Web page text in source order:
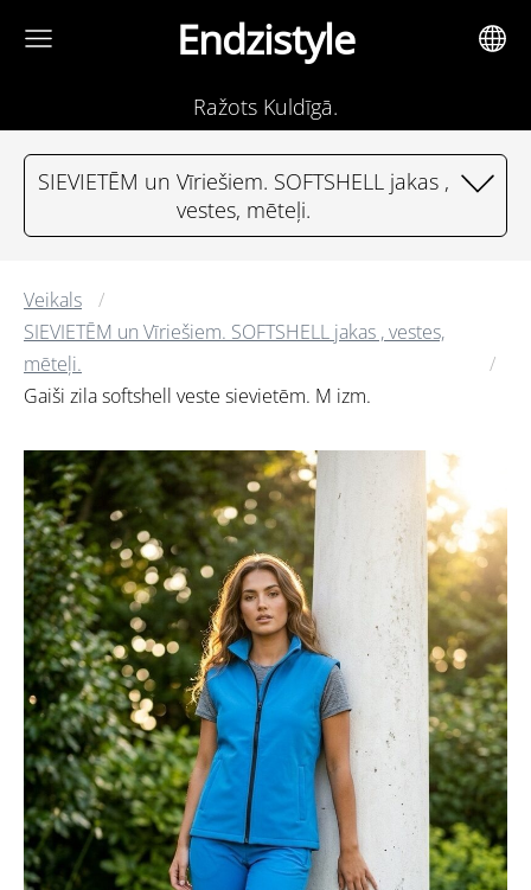
Endzistyle
Ražots Kuldīgā.
SIEVIETĒM un Vīriešiem. SOFTSHELL jakas ,
vestes, mēteļi.
Veikals
SIEVIETĒM un Vīriešiem. SOFTSHELL jakas , vestes,
mēteļi.
Gaiši zila softshell veste sievietēm. M izm.